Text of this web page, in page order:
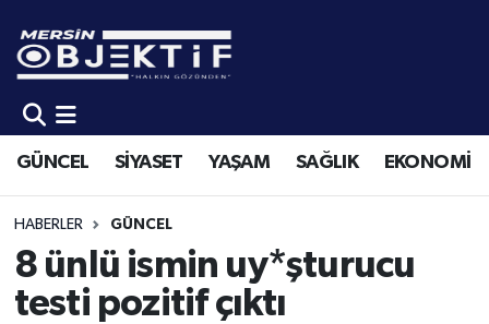
GÜNCEL SİYASET YAŞAM SAĞLIK EKONOMİ
HABERLER GÜNCEL
8 ünlü ismin uy*şturucu
testi pozitif çıktı
GÜNCEL
SİYASET
YAŞAM
SAĞLIK
EKONOMİ
Mersin Hava Durumu
Mersin Trafik Yoğunluk Haritası
Süper Lig Puan Durumu ve Fikstür
Tüm Manşetler
Son Dakika Haberleri